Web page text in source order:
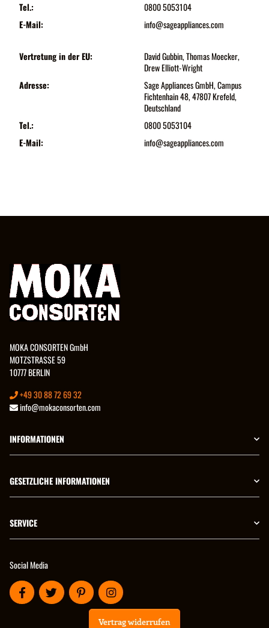
Tel.:
0800 5053104
E-Mail:
info@sageappliances.com
Vertretung in der EU:
David Gubbin, Thomas Moecker,
Drew Elliott-Wright
Adresse:
Sage Appliances GmbH, Campus
Fichtenhain 48, 47807 Krefeld,
Deutschland
Tel.:
0800 5053104
E-Mail:
info@sageappliances.com
MOKA CONSORTEN GmbH
MOTZSTRASSE 59
10777 BERLIN
+49 30 88 72 69 32
info@mokaconsorten.com
INFORMATIONEN
GESETZLICHE INFORMATIONEN
SERVICE
Social Media
Vertrag widerrufen